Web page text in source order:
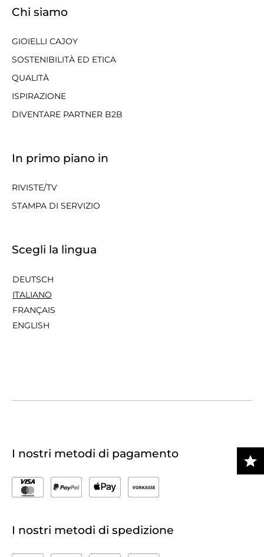
Chi siamo
GIOIELLI CAJOY
SOSTENIBILITÀ ED ETICA
QUALITÀ
ISPIRAZIONE
DIVENTARE PARTNER B2B
In primo piano in
RIVISTE/TV
STAMPA DI SERVIZIO
Scegli la lingua
DEUTSCH
ITALIANO
FRANÇAIS
ENGLISH
I nostri metodi di pagamento
I nostri metodi di spedizione